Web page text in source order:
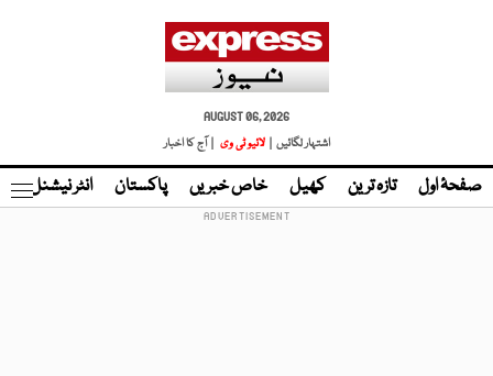
AUGUST 06, 2026
اشتہار لگائیں |
لائیو ٹی وی | آج کا اخبار
صفحۂ اول تازہ ترین کھیل خاص خبریں پاکستان انٹر نیشنل